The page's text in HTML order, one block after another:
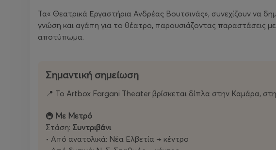
Τα« Θεατρικά Εργαστήρια Ανδρέας Βουτσινάς», συνεχίζουν να
γνώση και αγάπη για το θέατρο, παρουσιάζοντας παραστάσεις με
αποτύπωμα.
Σημαντική σημείωση
📍 Το Artbox Fargani Theater βρίσκεται δίπλα στην Καμάρα,
🚇 Με Μετρό
Στάση: Συντριβάνι
• Από ανατολικά: Νέα Ελβετία → κέντρο